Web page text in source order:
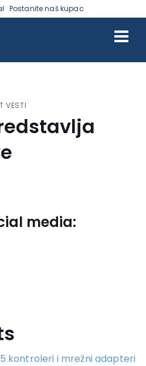
Postanite naš kupac
VESTI
media:
kontroleri i mrežni adapteri